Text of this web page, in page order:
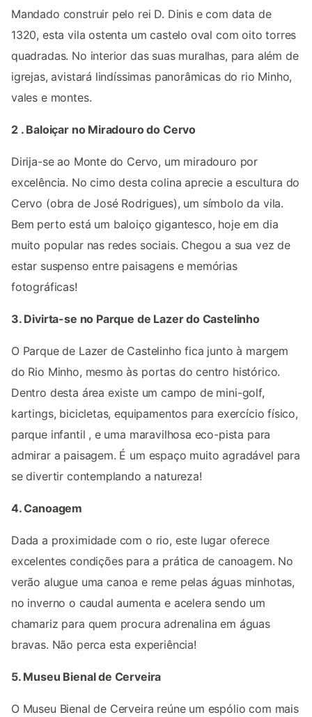
Mandado construir pelo rei D. Dinis e com data de
1320, esta vila ostenta um castelo oval com oito torres
quadradas. No interior das suas muralhas, para além de
igrejas, avistará lindíssimas panorâmicas do rio Minho,
vales e montes.
2 . Baloiçar no Miradouro do Cervo
Dirija-se ao Monte do Cervo, um miradouro por
excelência. No cimo desta colina aprecie a escultura do
Cervo (obra de José Rodrigues), um símbolo da vila.
Bem perto está um baloiço gigantesco, hoje em dia
muito popular nas redes sociais. Chegou a sua vez de
estar suspenso entre paisagens e memórias
fotográficas!
3. Divirta-se no Parque de Lazer do Castelinho
O Parque de Lazer de Castelinho fica junto à margem
do Rio Minho, mesmo às portas do centro histórico.
Dentro desta área existe um campo de mini-golf,
kartings, bicicletas, equipamentos para exercício físico,
parque infantil , e uma maravilhosa eco-pista para
admirar a paisagem. É um espaço muito agradável para
se divertir contemplando a natureza!
4. Canoagem
Dada a proximidade com o rio, este lugar oferece
excelentes condições para a prática de canoagem. No
verão alugue uma canoa e reme pelas águas minhotas,
no inverno o caudal aumenta e acelera sendo um
chamariz para quem procura adrenalina em águas
bravas. Não perca esta experiência!
5. Museu Bienal de Cerveira
O Museu Bienal de Cerveira reúne um espólio com mais